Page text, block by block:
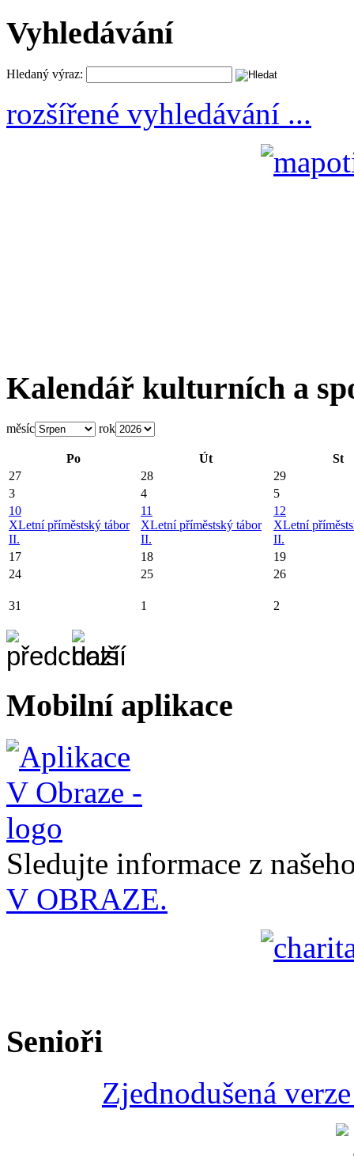
Vyhledávání
Hledaný výraz:
rozšířené vyhledávání ...
Kalendář kulturních a
měsíc rok
Po Út
St
27
28
29
3
4
5
10
XLetní příměstský tábor
II.
11
XLetní příměstský tábor
II.
12
XLetní
II.
17
18
19
24
25 26
31 1 2
Mobilní aplikace
Sledujte informace z
V OBRAZE.
Senioři
Zjednodušená